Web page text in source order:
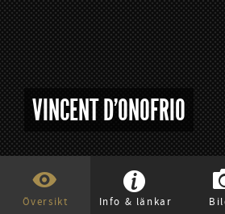
VINCENT D'ONOFRIO
Översikt Info & länkar